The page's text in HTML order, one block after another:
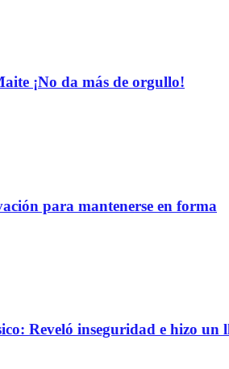
¡No da más de orgullo!
para mantenerse en forma
Reveló inseguridad e hizo un